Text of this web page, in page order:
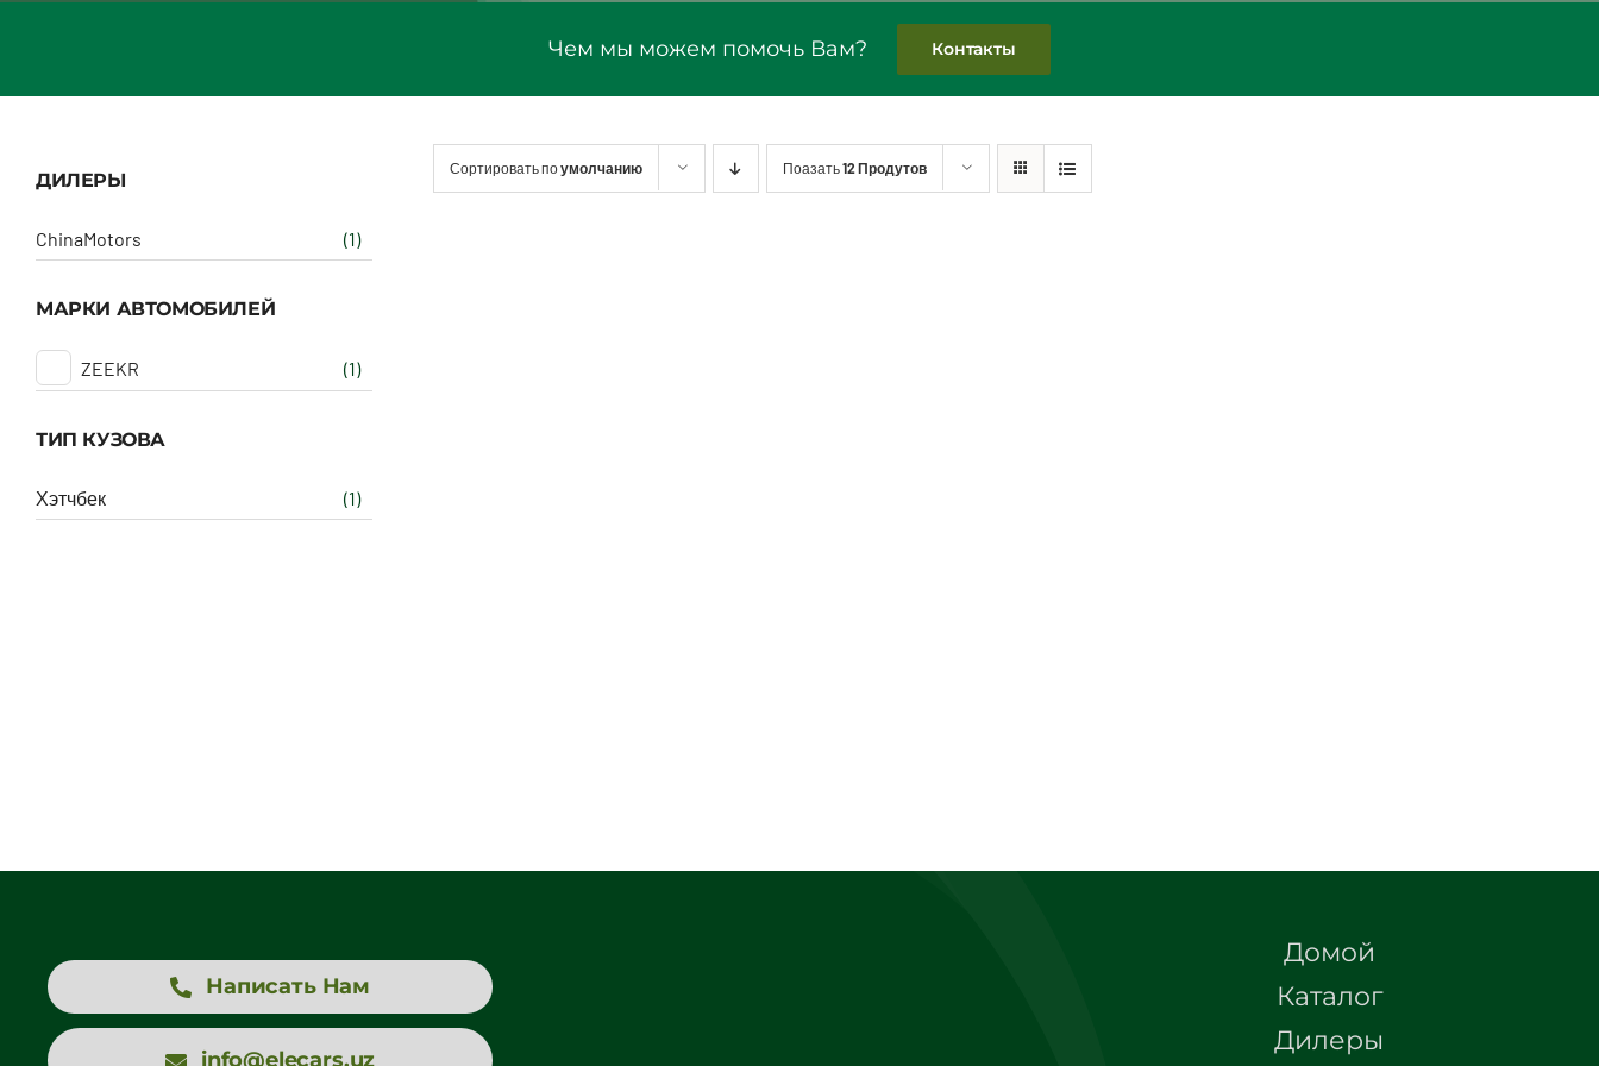
Чем мы можем помочь Вам? Контакты
ДИЛЕРЫ
ChinaMotors (1)
МАРКИ АВТОМОБИЛЕЙ
ZEEKR (1)
ТИП КУЗОВА
Хэтчбек (1)
Сортировать поумолчанию Поазать12 Продутов
Написать Нам
info@elecars.uz
Домой
Каталог
Дилеры